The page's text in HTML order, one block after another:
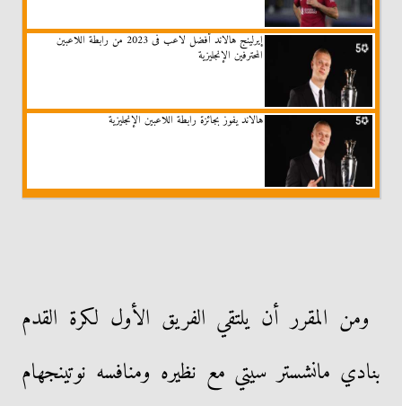
إيرلينج هالاند أفضل لاعب فى 2023 من رابطة اللاعبين
المحترفين الإنجليزية
هالاند يفوز بجائزة رابطة اللاعبين الإنجليزية
ومن المقرر أن يلتقي الفريق الأول لكرة القدم
بنادي مانشستر سيتي مع نظيره ومنافسه نوتينجهام